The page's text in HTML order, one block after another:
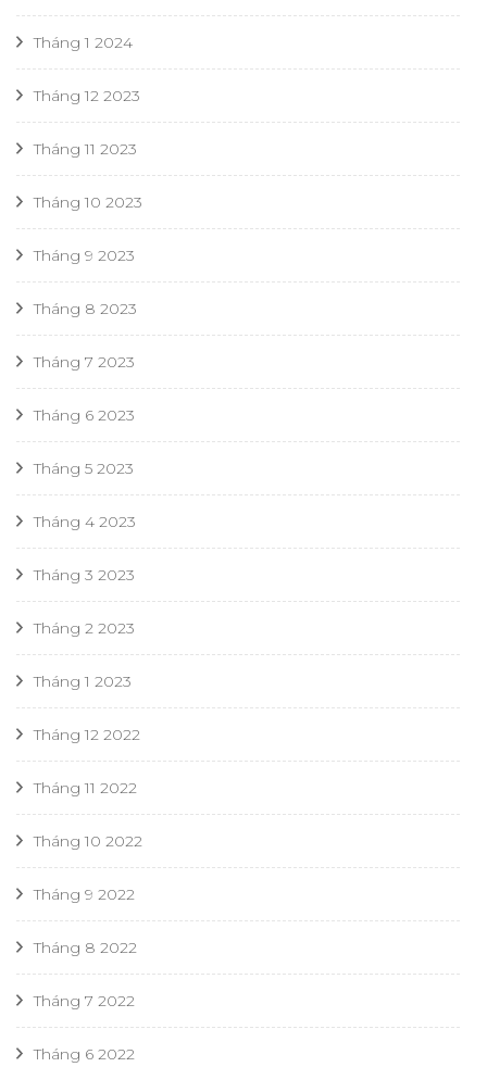
Tháng 1 2024
Tháng 12 2023
Tháng 11 2023
Tháng 10 2023
Tháng 9 2023
Tháng 8 2023
Tháng 7 2023
Tháng 6 2023
Tháng 5 2023
Tháng 4 2023
Tháng 3 2023
Tháng 2 2023
Tháng 1 2023
Tháng 12 2022
Tháng 11 2022
Tháng 10 2022
Tháng 9 2022
Tháng 8 2022
Tháng 7 2022
Tháng 6 2022